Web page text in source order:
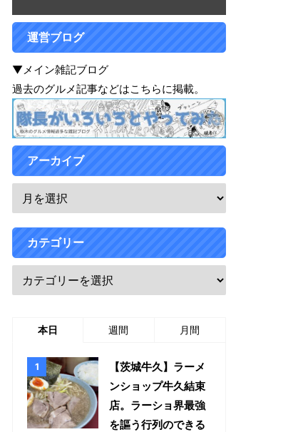
運営ブログ
▼メイン雑記ブログ
過去のグルメ記事などはこちらに掲載。
アーカイブ
カテゴリー
本日 週間 月間
【茨城牛久】ラーメ
ンショップ牛久結束
店。ラーショ界最強
を謳う行列のできる